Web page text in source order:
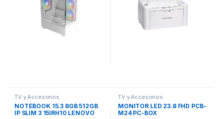
TV y Accesorios
NOTEBOOK 15.3 8GB 512GB
IP SLIM 3 15IRH10 LENOVO
TV y Accesorios
MONITOR LED 23.8 FHD PCB-
M24 PC-BOX